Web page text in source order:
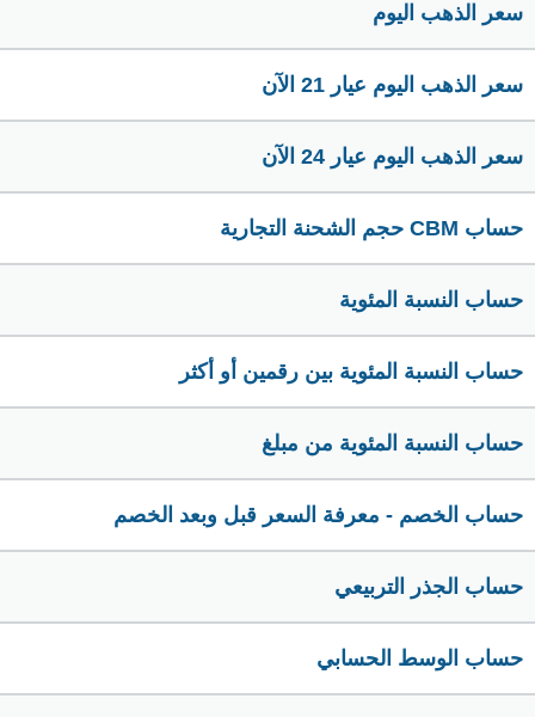
سعر الذهب اليوم
سعر الذهب اليوم عيار 21 الآن
سعر الذهب اليوم عيار 24 الآن
حساب CBM حجم الشحنة التجارية
حساب النسبة المئوية
حساب النسبة المئوية بين رقمين أو أكثر
حساب النسبة المئوية من مبلغ
حساب الخصم - معرفة السعر قبل وبعد الخصم
حساب الجذر التربيعي
حساب الوسط الحسابي